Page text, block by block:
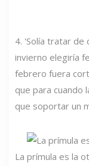
4. 'Solía ​​tratar de
invierno elegiría
febrero fuera
que para cuando
que soportar un
La prímula es la